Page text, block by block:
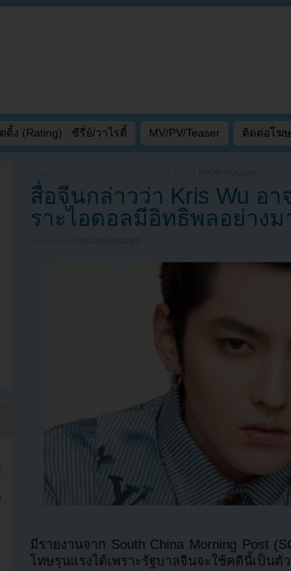
ตติ้ง (Rating) : ซีรี่ย์/วาไรตี้ MV/PV/Teaser ติดต่อโฆ
KPOP YOUZAB
สื่อจีนกล่าวว่า Kris Wu อ
ราะไอดอลมีอิทธิพลอย่าง
UNCATEGORIZED
มีรายงานจาก South China Morning Post
โทษรุนแรงได้เพราะรัฐบาลจีนจะใช้คดีนี้เป็นตั